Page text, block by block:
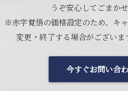
うぞ安心してごまか
※赤字覚悟の価格設定のため、キ
変更・終了する場合がございま
今すぐお問い合